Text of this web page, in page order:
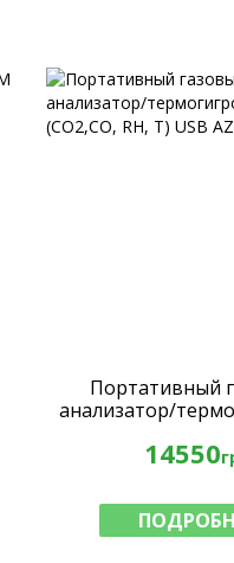
Портативный
анализатор/
14550